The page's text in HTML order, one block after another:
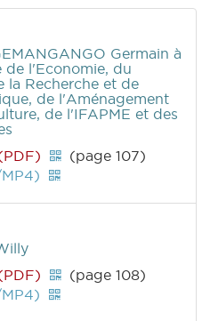
Germain à
de l'Economie, du
la Recherche et de
de l'Aménagement
de l'IFAPME et des
(page 107)
(page 108)